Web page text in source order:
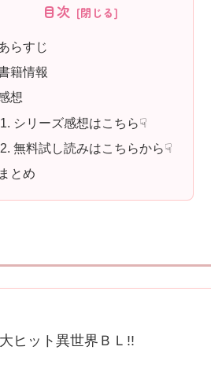
目次
らすじ
籍情報
想
シリーズ感想はこちら☟
無料試し読みはこちらから☟
まとめ
ヒット異世界ＢＬ!!